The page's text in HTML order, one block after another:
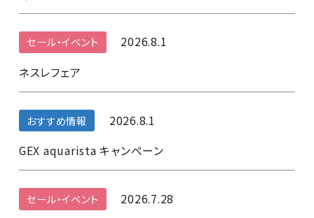
セール・イベント
2026.8.1
ネスレフェア
おすすめ情報
2026.8.1
GEX aquarista キャンペーン
セール・イベント
2026.7.28